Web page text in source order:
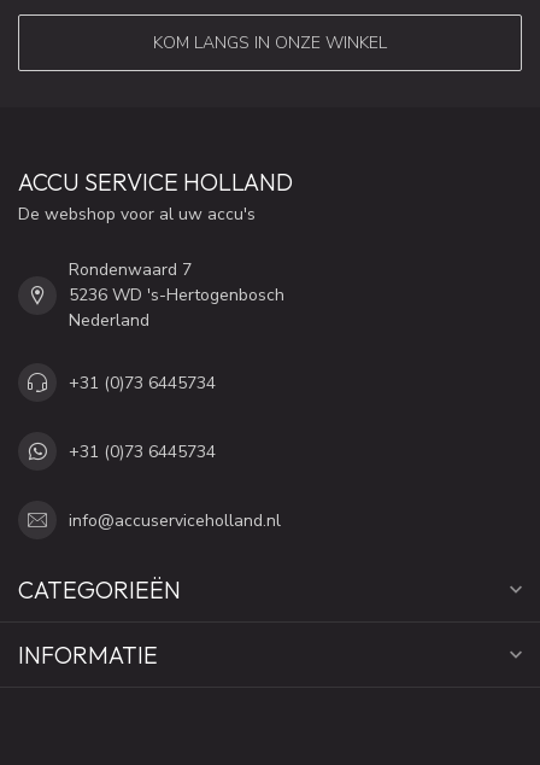
KOM LANGS IN ONZE WINKEL
ACCU SERVICE HOLLAND
De webshop voor al uw accu's
Rondenwaard 7
5236 WD 's-Hertogenbosch
Nederland
+31 (0)73 6445734
+31 (0)73 6445734
info@accuserviceholland.nl
CATEGORIEËN
INFORMATIE